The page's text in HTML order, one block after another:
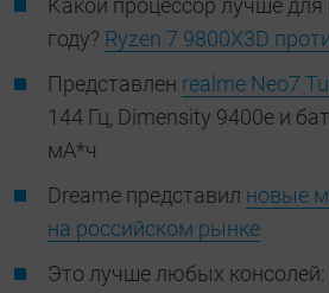
Какой процессор лучше для
году? Ryzen 7 9800X3D
Представлен realme Neo7
144 Гц, Dimensity 9400e и
мА*ч
Dreame представил новые
на российском рынке
Это лучше любых консолей: